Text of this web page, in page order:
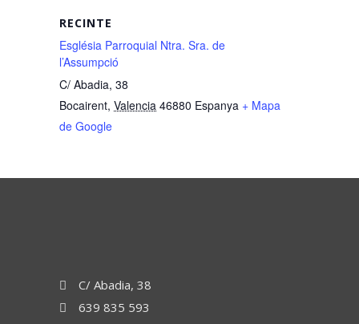
RECINTE
Església Parroquial Ntra. Sra. de
l’Assumpció
C/ Abadia, 38
Bocairent, Valencia 46880 Espanya + Mapa
de Google
C/ Abadia, 38
639 835 593